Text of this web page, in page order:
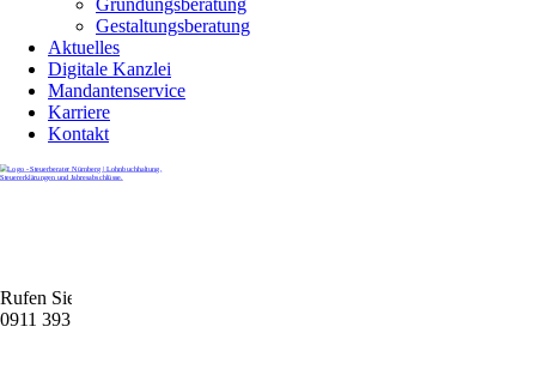
Gründungsberatung
Gestaltungsberatung
Aktuelles
Digitale Kanzlei
Mandantenservice
Karriere
Kontakt
Rufen Sie uns gerne an
0911 39372790